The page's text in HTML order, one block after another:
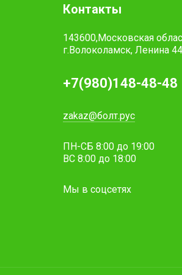
Контакты
143600,Московская
г.Волоколамск, Ленина
+7(980)148-48-48
zakaz@болт.рус
ПН-СБ 8:00 до 19:00
ВС 8:00 до 18:00
Мы в соцсетях